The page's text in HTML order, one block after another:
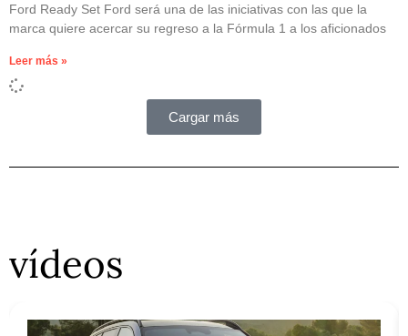
Ford Ready Set Ford será una de las iniciativas con las que la
marca quiere acercar su regreso a la Fórmula 1 a los aficionados
Leer más »
Cargar más
vídeos